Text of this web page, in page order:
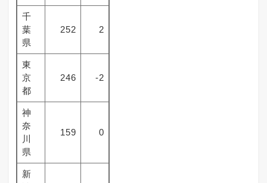
千
葉
県
252 2
東
京
都
246 -2
神
奈
川
県
159 0
新